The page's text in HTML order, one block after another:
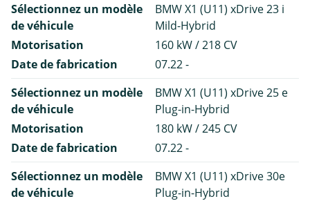
Sélectionnez un modèle
de véhicule
BMW X1 (U11) xDrive 23 i
Mild-Hybrid
Motorisation
160 kW / 218 CV
Date de fabrication
07.22 -
Sélectionnez un modèle
de véhicule
BMW X1 (U11) xDrive 25 e
Plug-in-Hybrid
Motorisation
180 kW / 245 CV
Date de fabrication
07.22 -
Sélectionnez un modèle
de véhicule
BMW X1 (U11) xDrive 30e
Plug-in-Hybrid